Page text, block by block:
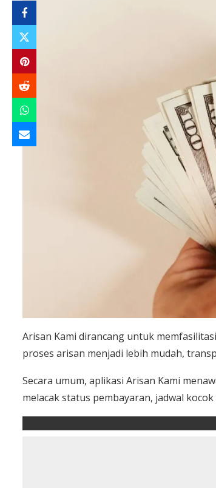
Arisan Kami dirancang untuk
proses arisan menjadi lebih mudah,
Secara umum, aplikasi Arisan Kami
melacak status pembayaran, jadwal